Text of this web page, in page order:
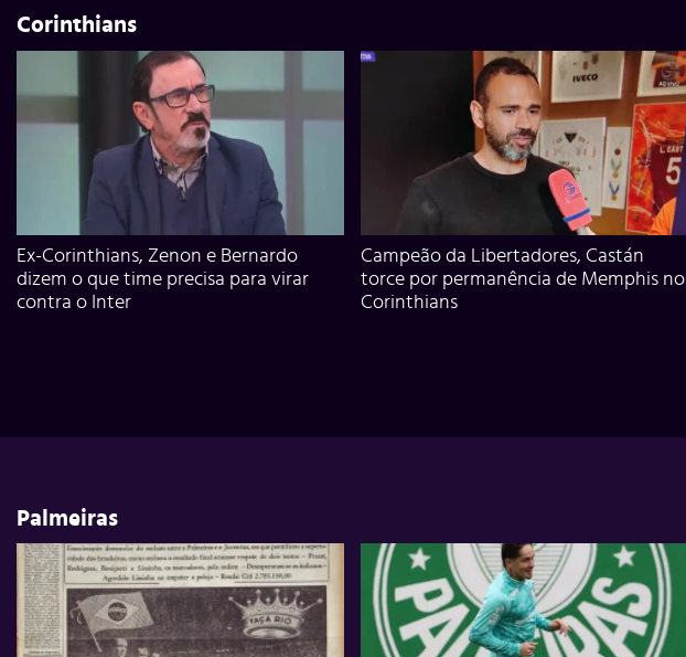
Corinthians
Ex-Corinthians, Zenon e Bernardo
dizem o que time precisa para virar
contra o Inter
Campeão da Libertadores, Castán
torce por permanência de Memphis no
Corinthians
Palmeiras